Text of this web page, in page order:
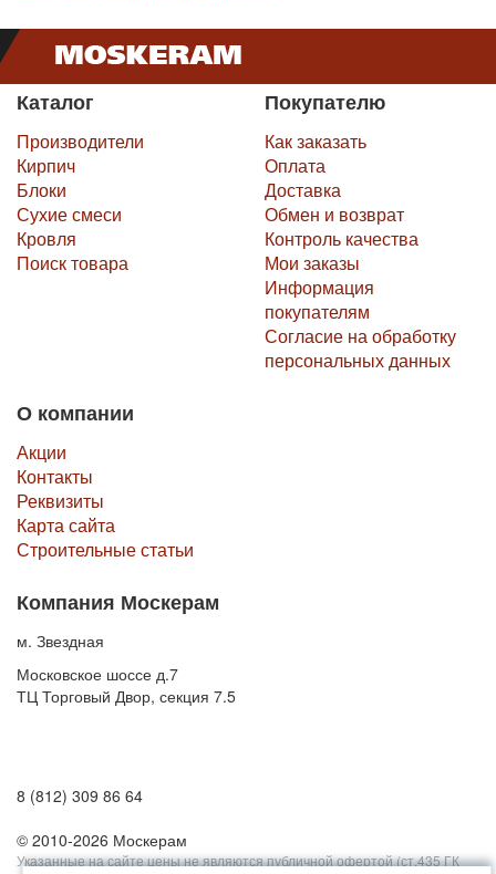
Каталог
Производители
Кирпич
Блоки
Сухие смеси
Кровля
Поиск товара
Покупателю
Как заказать
Оплата
Доставка
Обмен и возврат
Контроль качества
Мои заказы
Информация
покупателям
Согласие на обработку
персональных данных
О компании
Акции
Контакты
Реквизиты
Карта сайта
Строительные статьи
Компания Москерам
м. Звездная
Московское шоссе д.7
ТЦ Торговый Двор, секция 7.5
8 (812) 309 86 64
© 2010-2026 Москерам
Указанные на сайте цены не являются публичной офертой (ст.435 ГК